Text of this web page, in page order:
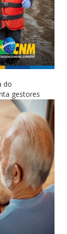
do
gestores